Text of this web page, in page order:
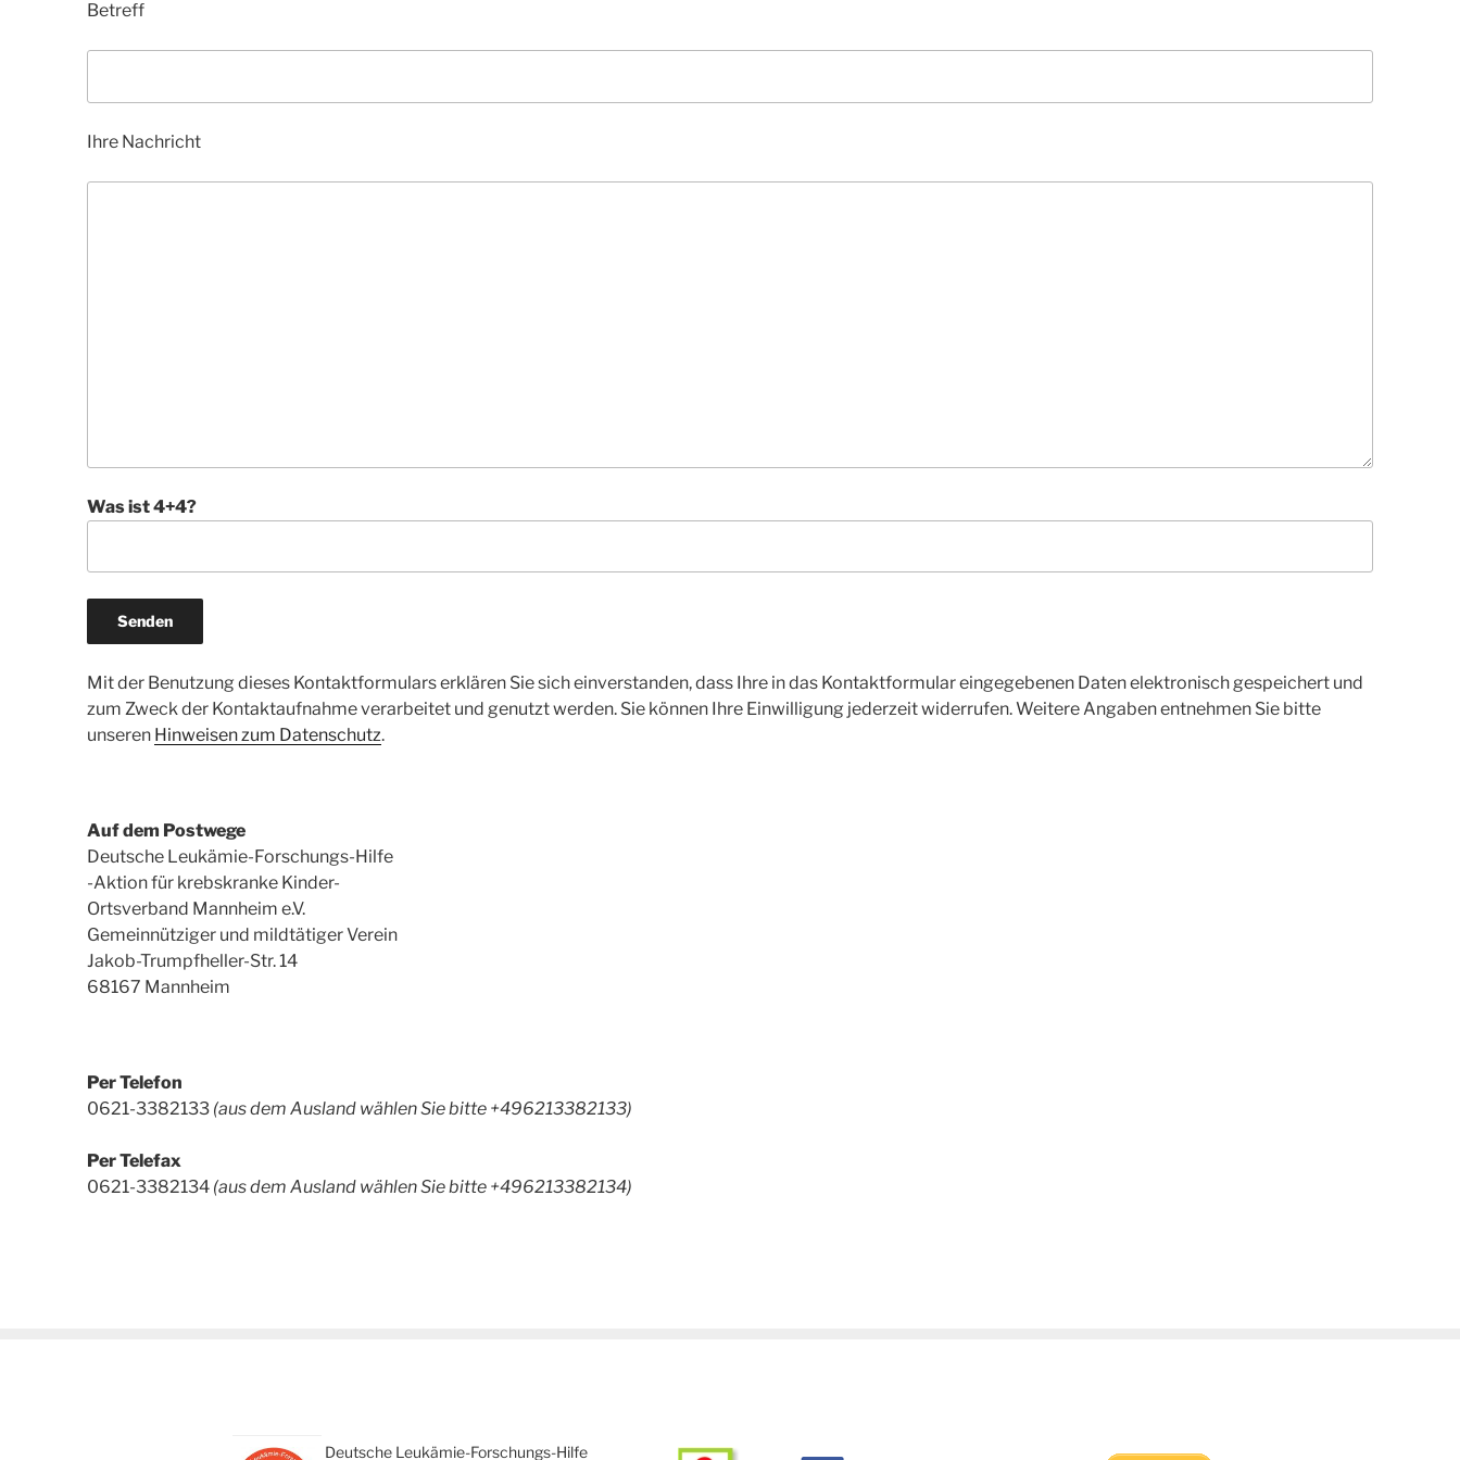
Betreff
Ihre Nachricht
Was ist 4+4?
Mit der Benutzung dieses Kontaktformulars erklären Sie sich einverstanden, dass Ihre in das Kontaktformular eingegebenen Daten elektronisch gespeichert und
zum Zweck der Kontaktaufnahme verarbeitet und genutzt werden. Sie können Ihre Einwilligung jederzeit widerrufen. Weitere Angaben entnehmen Sie bitte
unseren Hinweisen zum Datenschutz.
Auf dem Postwege
Deutsche Leukämie-Forschungs-Hilfe
-Aktion für krebskranke Kinder-
Ortsverband Mannheim e.V.
Gemeinnütziger und mildtätiger Verein
Jakob-Trumpfheller-Str. 14
68167 Mannheim
Per Telefon
0621-3382133 (aus dem Ausland wählen Sie bitte +496213382133)
Per Telefax
0621-3382134 (aus dem Ausland wählen Sie bitte +496213382134)
Deutsche Leukämie-Forschungs-Hilfe